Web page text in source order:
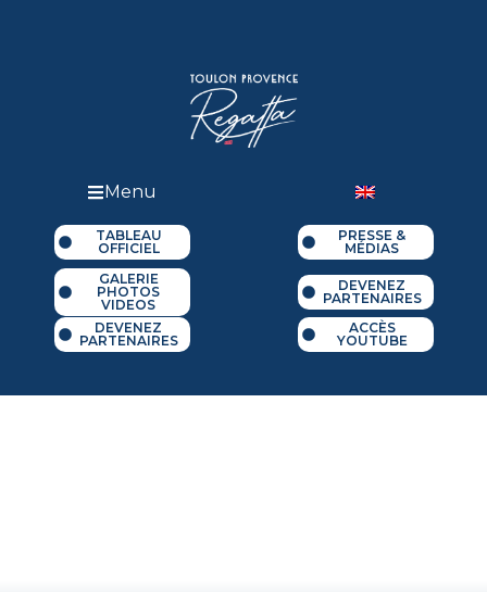
Menu
TABLEAU
OFFICIEL
PRESSE &
MÉDIAS
GALERIE
PHOTOS
VIDEOS
DEVENEZ
PARTENAIRES
DEVENEZ
PARTENAIRES
ACCÈS
YOUTUBE